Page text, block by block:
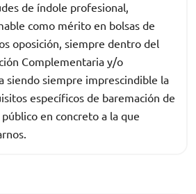
de índole profesional,
como mérito en bolsas de
oposición, siempre dentro del
Complementaria y/o
siendo siempre imprescindible la
específicos de baremación de
en concreto a la que